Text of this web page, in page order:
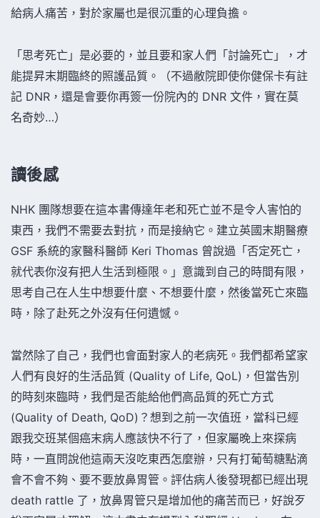
給病人痛苦，對於家屬也是很沉重的心理負擔。
「思考死亡」是必要的，並且要和家人們「討論死亡」，才
能提昇末期臨終的照護品質。（不過敝院即使你健保卡有註
記 DNR，還是會要你再簽一份院內的 DNR 文件，實在莫
名奇妙…）
讀後感
NHK 團隊想要在這本書傳達年老和死亡並不是令人害怕的
東西，我們不需要去對抗，而是接納它。建立英國末期醫療
GSF 系統的家醫科醫師 Keri Thomas 曾說過「否定死亡，
就代表你沒有把人生活到極限。」意識到自己的時間有限，
思考自己在人生中想要什麼、不想要什麼，然後當死亡來臨
時，除了赴死之外沒有任何遺憾。
當然除了自己，我們也會面對家人的老病死。我們都希望家
人們有良好的生活品質 (Quality of Life, QoL)，但當告別
的時刻來臨時，我們是否能給他們高品質的死亡方式
(Quality of Death, QoD)？想到之前一次值班，當科已經
跟我交班某個癌末病人應該快不行了，但家屬晚上來探病
時，一直問說他這兩天沒吃東西怎麼辦，只有打葡萄糖點滴
會不會不夠、要不要放鼻胃管。評估病人後發現都已經出現
death rattle 了，放鼻胃管只是增加他的痛苦而已，好說歹